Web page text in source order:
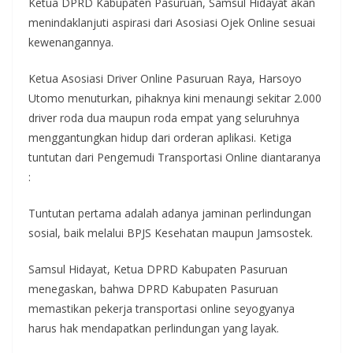
menindaklanjuti aspirasi dari Asosiasi Ojek Online sesuai
kewenangannya.
Ketua Asosiasi Driver Online Pasuruan Raya, Harsoyo
Utomo menuturkan, pihaknya kini menaungi sekitar 2.000
driver roda dua maupun roda empat yang seluruhnya
menggantungkan hidup dari orderan aplikasi. Ketiga
tuntutan dari Pengemudi Transportasi Online diantaranya
:
Tuntutan pertama adalah adanya jaminan perlindungan
sosial, baik melalui BPJS Kesehatan maupun Jamsostek.
Samsul Hidayat, Ketua DPRD Kabupaten Pasuruan
menegaskan, bahwa DPRD Kabupaten Pasuruan
memastikan pekerja transportasi online seyogyanya
harus hak mendapatkan perlindungan yang layak.